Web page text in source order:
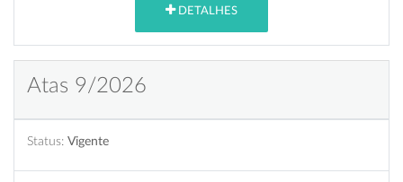
DETALHES
Atas 9/2026
Status: Vigente